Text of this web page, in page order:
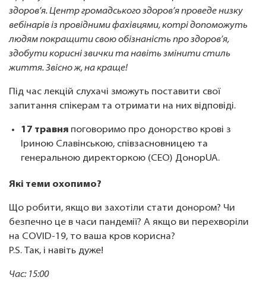
здоров’я. Центр громадського здоров’я проведе низку
вебінарів із провідними фахівцями, котрі допоможуть
людям покращити свою обізнаність про здоров’я,
здобути корисні звички та навіть змінити стиль
життя. Звісно ж, на краще!
Під час лекцій слухачі зможуть поставити свої
запитання спікерам та отримати на них відповіді.
17 травня поговоримо про донорство крові з
Іриною Славінською, співзасновницею та
генеральною директоркою (CEO) ДонорUA.
Які теми охопимо?
Що робити, якщо ви захотіли стати донором? Чи
безпечно це в часи пандемії? А якщо ви перехворіли
на COVID-19, то ваша кров корисна?
P.S. Так, і навіть дуже!
Час: 15:00